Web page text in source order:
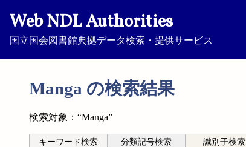
Web NDL Authorities
国立国会図書館典拠データ検索・提供サービス
Manga の検索結果
検索対象：“Manga”
キーワード検索 分類記号検索 識別子検索